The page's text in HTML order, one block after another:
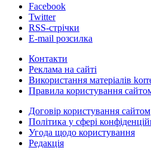
Facebook
Twitter
RSS-стрічки
E-mail розсилка
Контакти
Реклама на сайті
Використання матеріалів
Правила користування
Договір користування сайтом
Політика у сфері
Угода щодо користування
Редакція